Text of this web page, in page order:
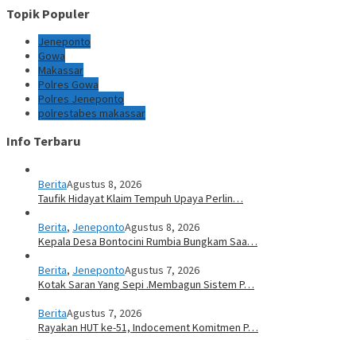
Topik Populer
Jeneponto
Gowa
Makassar
Polres Gowa
Polres Jeneponto
polrestabes makassar
Info Terbaru
BeritaAgustus 8, 2026
Taufik Hidayat Klaim Tempuh Upaya Perlin…
Berita, JenepontoAgustus 8, 2026
Kepala Desa Bontocini Rumbia Bungkam Saa…
Berita, JenepontoAgustus 7, 2026
Kotak Saran Yang Sepi .Membagun Sistem P…
BeritaAgustus 7, 2026
Rayakan HUT ke-51, Indocement Komitmen P…